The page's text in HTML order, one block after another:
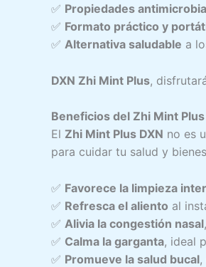
✅ Propiedades
✅ Formato práctico y
✅ Alternativa saludable a
DXN Zhi Mint Plus,
Beneficios del Zhi Mint Plus
El Zhi Mint Plus DXN no es
para cuidar tu salud y
✅ Favorece la limpieza
✅ Refresca el aliento al
✅ Alivia la congestión nasal
✅ Calma la garganta, ideal
✅ Promueve la salud bucal